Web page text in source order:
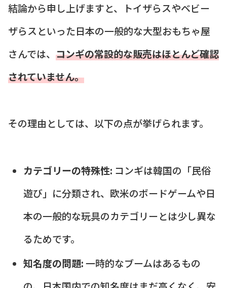
結論から申し上げますと、トイザらスやベビー
ザらスといった日本の一般的な大型おもちゃ屋
さんでは、 コンギの常設的な販売はほとんど確認
されていません。
その理由としては、以下の点が挙げられます。
カテゴリーの特殊性: コンギは韓国の「民俗
遊び」に分類され、欧米のボードゲームや日
本の一般的な玩具のカテゴリーとは少し異な
るためです。
知名度の問題:一時的なブームはあるもの